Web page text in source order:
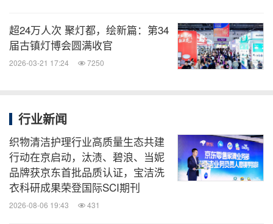
超24万人次 聚灯都，绘新篇：第34
届古镇灯博会圆满收官
2026-03-21 17:24 7250
行业新闻
织物清洁护理行业高质量生态共建
行动在京启动，汰渍、碧浪、当妮
品牌获京东首批品质认证，宝洁洗
衣科研成果荣登国际SCI期刊
2026-08-06 19:43 431